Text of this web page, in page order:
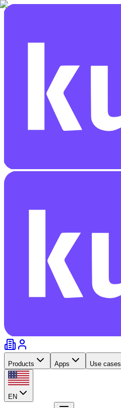
Products Apps Use cases
EN